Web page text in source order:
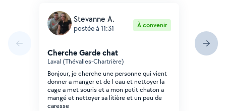
Stevanne A.
postée à 11:31 À convenir
Cherche Garde chat
Laval (Thévalles-Chartrière)
Bonjour, je cherche une personne qui vient
donner a manger et de l eau et nettoyer la
cage a met souris et a mon petit chaton a
mangé et nettoyer sa litière et un peu de
caresse